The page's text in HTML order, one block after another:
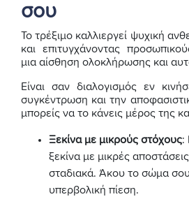
σου
Το τρέξιμο καλλιεργεί ψυχική
και επιτυγχάνοντας
μια αίσθηση ολοκλήρωσης και
Είναι σαν διαλογισμός εν
συγκέντρωση και την
μπορείς να το κάνεις μέρος της
Ξεκίνα με μικρούς στόχους:
ξεκίνα με μικρές
σταδιακά. Άκου το σώμα
υπερβολική πίεση.